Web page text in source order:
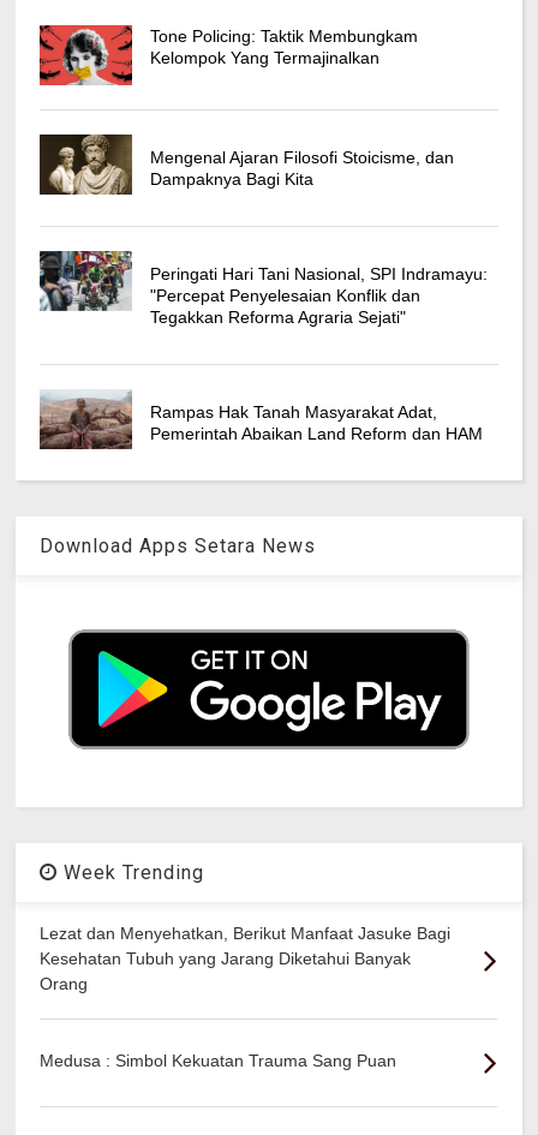
Tone Policing: Taktik Membungkam
Kelompok Yang Termajinalkan
Mengenal Ajaran Filosofi Stoicisme, dan
Dampaknya Bagi Kita
Peringati Hari Tani Nasional, SPI Indramayu:
"Percepat Penyelesaian Konflik dan
Tegakkan Reforma Agraria Sejati"
Rampas Hak Tanah Masyarakat Adat,
Pemerintah Abaikan Land Reform dan HAM
Download Apps Setara News
Week Trending
Lezat dan Menyehatkan, Berikut Manfaat Jasuke Bagi
Kesehatan Tubuh yang Jarang Diketahui Banyak
Orang
Medusa : Simbol Kekuatan Trauma Sang Puan